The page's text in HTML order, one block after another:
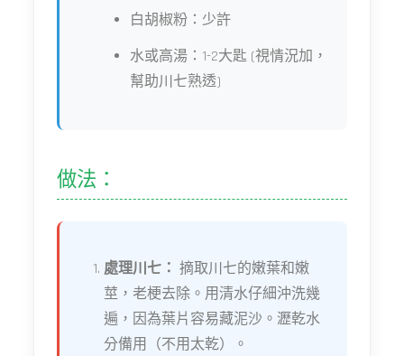
白胡椒粉：少許
水或高湯：1-2大匙 (視情況加，
幫助川七熟透)
做法：
處理川七： 摘取川七的嫩葉和嫩
莖，老梗去除。用清水仔細沖洗幾
遍，因為葉片容易藏泥沙。瀝乾水
分備用（不用太乾）。